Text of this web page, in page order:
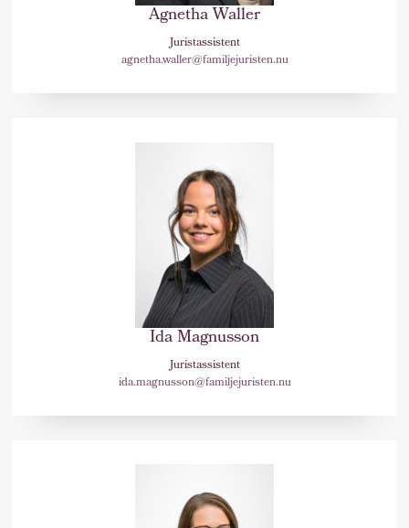
Agnetha Waller
Juristassistent
agnetha.waller@familjejuristen.nu
Ida Magnusson
Juristassistent
ida.magnusson@familjejuristen.nu